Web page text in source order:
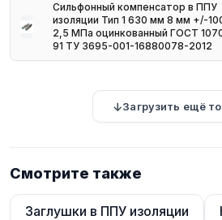
Сильфонный компенсатор в ППУ
изоляции Тип 1 630 мм 8 мм +/-
2,5 МПа оцинкованный ГОСТ
91 ТУ 3695-001-16880078-2012
Загрузить ещё
Смотрите также
Заглушки в ППУ изоляции